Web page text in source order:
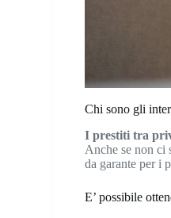
Chi sono gli
I prestiti tra
Anche se non ci
da garante per i
E’ possibile